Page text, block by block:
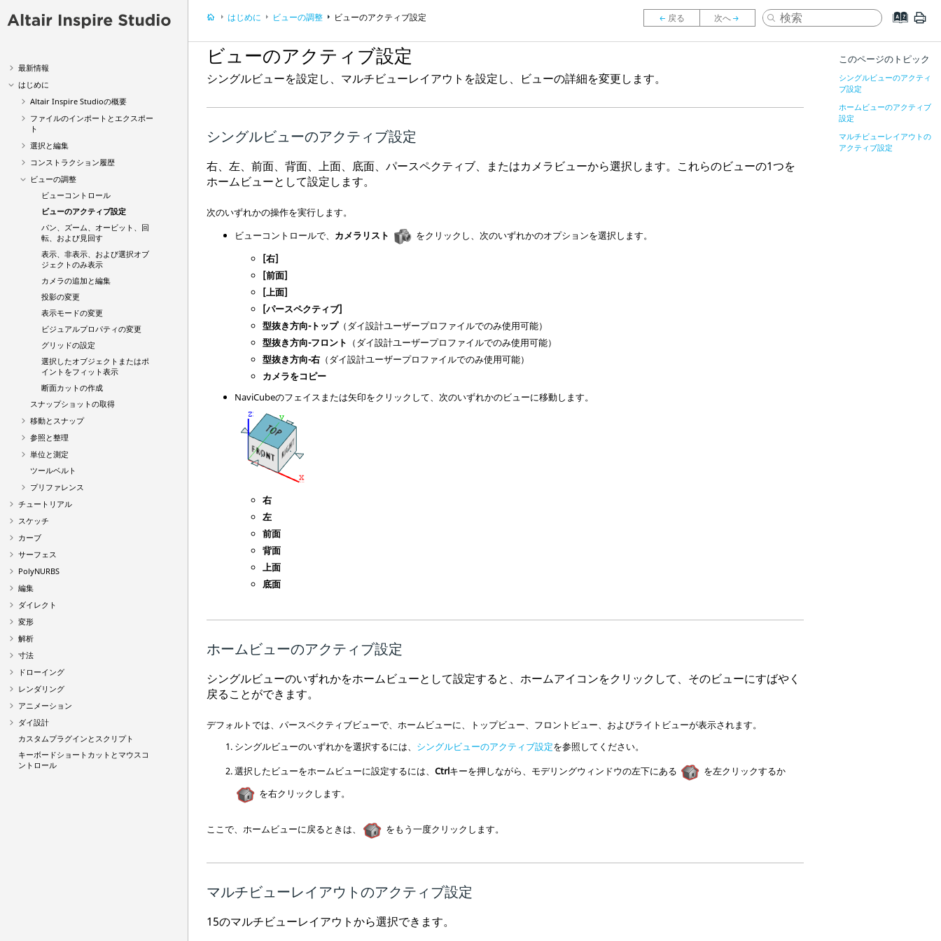
最新情報
はじめに
Altair Inspire Studioの概要
ファイルのインポートとエクスポー
ト
選択と編集
コンストラクション履歴
ビューの調整
ビューコントロール
ビューのアクティブ設定
パン、ズーム、オービット、回
転、および見回す
表示、非表示、および選択オブ
ジェクトのみ表示
カメラの追加と編集
投影の変更
表示モードの変更
ビジュアルプロパティの変更
グリッドの設定
選択したオブジェクトまたはポ
イントをフィット表示
断面カットの作成
スナップショットの取得
移動とスナップ
参照と整理
単位と測定
ツールベルト
プリファレンス
チュートリアル
スケッチ
カーブ
サーフェス
PolyNURBS
編集
ダイレクト
変形
解析
寸法
ドローイング
レンダリング
アニメーション
ダイ設計
カスタムプラグインとスクリプト
キーボードショートカットとマウスコ
ントロール
はじめに ビューの調整 ビューのアクティブ設定
ビューのアクティブ設定
シングルビューを設定し、マルチビューレイアウトを設定し、ビューの詳細を変更します。
シングルビューのアクティブ設定
右、左、前面、背面、上面、底面、パースペクティブ、またはカメラビューから選択します。これらのビューの1つを
ホームビューとして設定します。
次のいずれかの操作を実行します。
ビューコントロールで、 カメラリスト
をクリックし、次のいずれかのオプションを選択します。
[右]
[前面]
[上面]
[パースペクティブ]
型抜き方向-トップ（ダイ設計ユーザープロファイルでのみ使用可能）
型抜き方向-フロント （ダイ設計ユーザープロファイルでのみ使用可能）
型抜き方向-右 （ダイ設計ユーザープロファイルでのみ使用可能）
カメラをコピー
NaviCubeのフェイスまたは矢印をクリックして、次のいずれかのビューに移動します。
右
左
前面
背面
上面
底面
ホームビューのアクティブ設定
シングルビューのいずれかをホームビューとして設定すると、ホームアイコンをクリックして、そのビューにすばやく
戻ることができます。
デフォルトでは、パースペクティブビューで、ホームビューに、トップビュー、フロントビュー、およびライトビューが表示されます。
シングルビューのいずれかを選択するには、 シングルビューのアクティブ設定を参照してください。
選択したビューをホームビューに設定するには、Ctrlキーを押しながら、モデリングウィンドウの左下にある
を左クリックするか
を右クリックします。
ここで、ホームビューに戻るときは、 をもう一度クリックします。
マルチビューレイアウトのアクティブ設定
15のマルチビューレイアウトから選択できます。
このページのトピック
シングルビューのアクティ
ブ設定
ホームビューのアクティブ
設定
マルチビューレイアウトの
アクティブ設定